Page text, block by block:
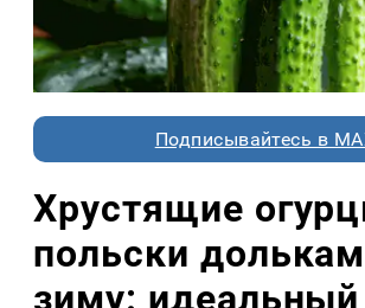
Подписывайтесь в
Хрустящие
польски
зиму: идеальный